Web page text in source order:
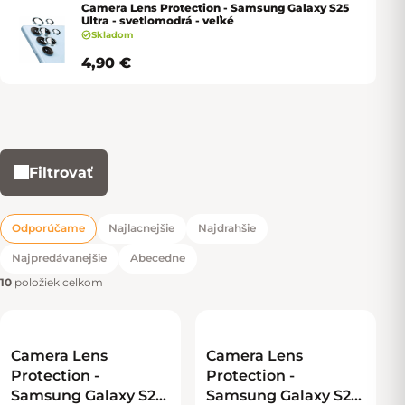
Camera Lens Protection - Samsung Galaxy S25
Ultra - svetlomodrá - veľké
Skladom
4,90 €
Filtrovať
Radenie produktov
Odporúčame Najlacnejšie Najdrahšie
Najpredávanejšie
Abecedne
10 položiek celkom
Výpis produktov
Camera Lens
Protection -
Samsung Galaxy S25
Camera Lens
Protection -
Samsung Galaxy S25